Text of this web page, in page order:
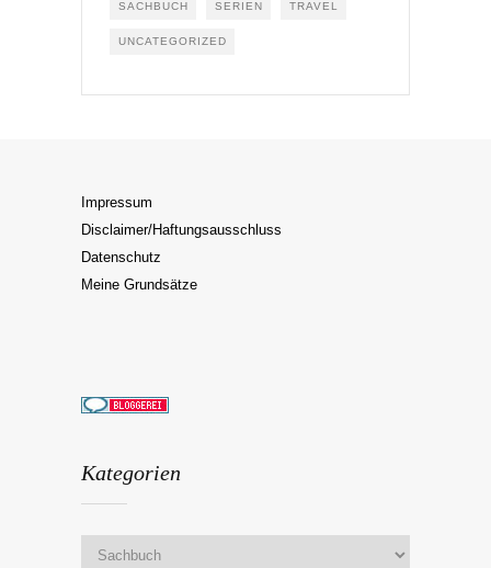
SACHBUCH SERIEN TRAVEL
UNCATEGORIZED
Impressum
Disclaimer/Haftungsausschluss
Datenschutz
Meine Grundsätze
Kategorien